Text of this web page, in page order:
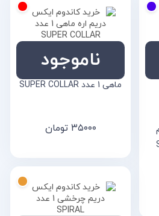
ناموجود
خرید کاندوم ایکس دریم اره
ماهی 1 عدد SUPER COLLAR
۳۵۰۰۰ تومان